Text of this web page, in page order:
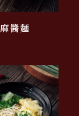
麻醬麵